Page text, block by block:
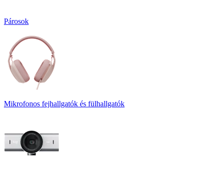
Párosok
Mikrofonos fejhallgatók és fülhallgatók